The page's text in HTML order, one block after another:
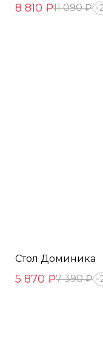
8 810 ₽11 090 ₽
Стол Доминика
5 870 ₽7 390 ₽